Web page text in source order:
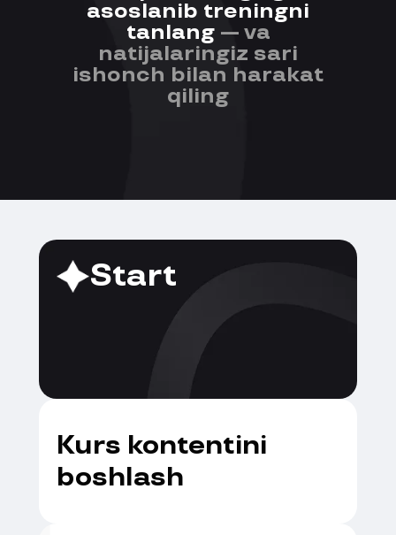
asoslanib treningni
tanlang — va
natijalaringiz sari
ishonch bilan harakat
qiling
Start
Kurs kontentini
boshlash